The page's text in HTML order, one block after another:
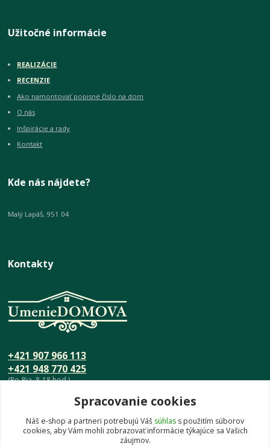
Užitočné informácie
REALIZÁCIE
RECENZIE
Ako namontovať popisné číslo na dom
O nás
Inšpirácie a rady
Kontakt
Kde nás nájdete?
Malý Lapáš, 951 04
Kontakty
+421 948 770 425
+421 907 966 113
(Po-Pia, 8-18 hod.)
info@umeniedomova.skSpracovanie cookies
Náš e-shop a partneri potrebujú Váš súhlas s použitím súborov
cookies, aby Vám mohli zobrazovať informácie týkajúce sa Vašich
záujmov.